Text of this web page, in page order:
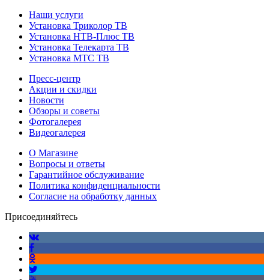
Наши услуги
Установка Триколор ТВ
Установка НТВ-Плюс ТВ
Установка Телекарта ТВ
Установка МТС ТВ
Пресс-центр
Акции и скидки
Новости
Обзоры и советы
Фотогалерея
Видеогалерея
О Магазине
Вопросы и ответы
Гарантийное обслуживание
Политика конфиденциальности
Согласие на обработку данных
Присоединяйтесь